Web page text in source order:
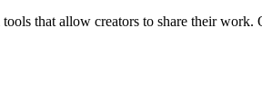
that allow creators to share their work.